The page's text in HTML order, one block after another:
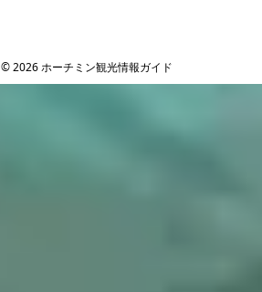
© 2026 ホーチミン観光情報ガイド